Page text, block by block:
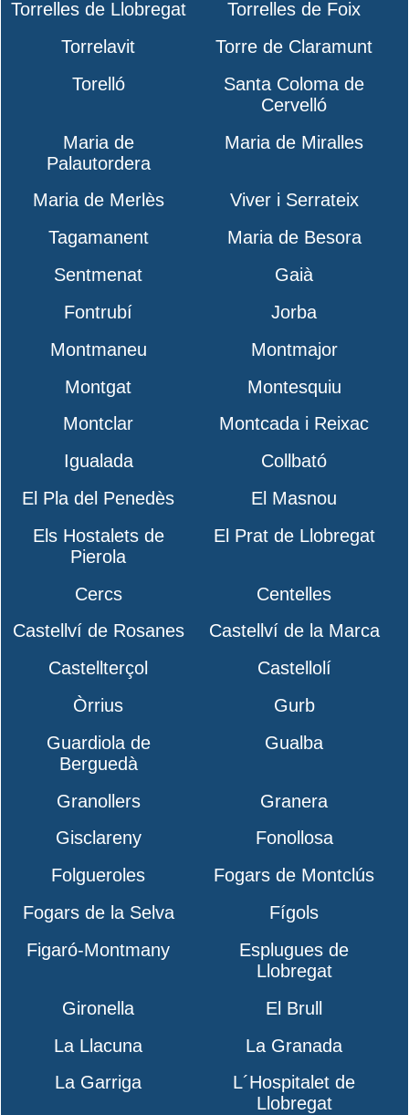
Torrelles de Llobregat
Torrelles de Foix
Torrelavit
Torre de Claramunt
Torelló
Santa Coloma de
Cervelló
Maria de
Palautordera
Maria de Miralles
Maria de Merlès
Viver i Serrateix
Tagamanent
Maria de Besora
Sentmenat
Gaià
Fontrubí
Jorba
Montmaneu
Montmajor
Montgat
Montesquiu
Montclar
Montcada i Reixac
Igualada
Collbató
El Pla del Penedès
El Masnou
Els Hostalets de
Pierola
El Prat de Llobregat
Cercs
Centelles
Castellví de Rosanes
Castellví de la Marca
Castellterçol
Castellolí
Òrrius
Gurb
Guardiola de
Berguedà
Gualba
Granollers
Granera
Gisclareny
Fonollosa
Folgueroles
Fogars de Montclús
Fogars de la Selva
Fígols
Figaró-Montmany
Esplugues de
Llobregat
Gironella
El Brull
La Llacuna
La Granada
La Garriga
L´Hospitalet de
Llobregat